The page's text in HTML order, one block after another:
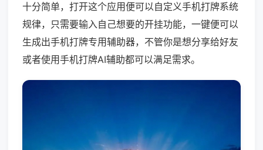
十分简单，打开这个应用便可以自定义手机打牌系统
规律，只需要输入自己想要的开挂功能，一键便可以
生成出手机打牌专用辅助器，不管你是想分享给好友
或者使用手机打牌AI辅助都可以满足需求。